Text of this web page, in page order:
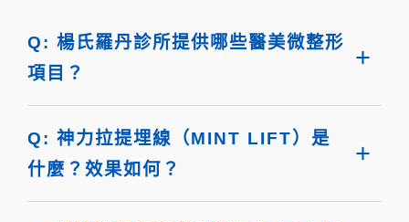
Q: 楊氏羅丹診所提供哪些醫美微整形
項目？
Q: 神力拉提埋線（MINT LIFT）是
什麼？效果如何？